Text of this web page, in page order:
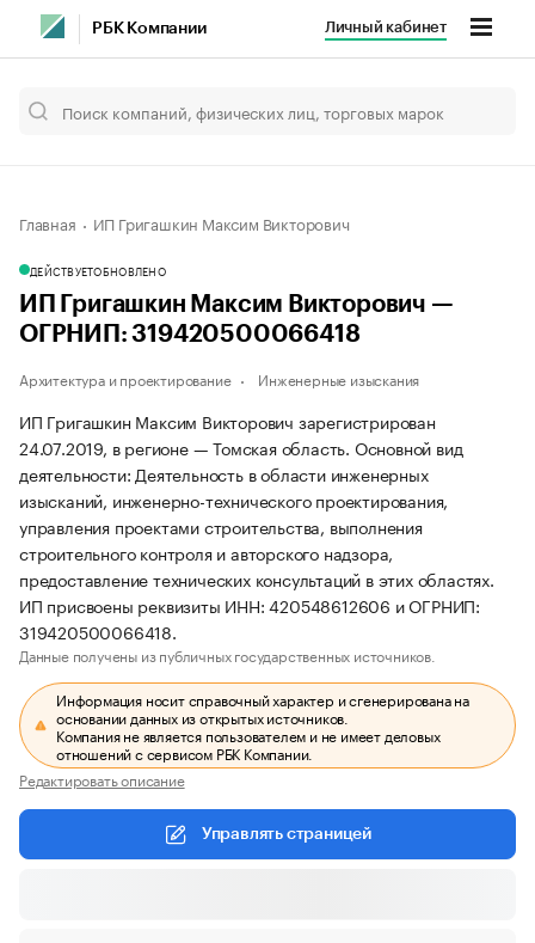
РБК Компании Личный кабинет
Главная ИП Григашкин Максим Викторович
ДЕЙСТВУЕТОБНОВЛЕНО
ИП Григашкин Максим Викторович —
ОГРНИП: 319420500066418
Архитектура и проектирование Инженерные изыскания
ИП Григашкин Максим Викторович зарегистрирован
24.07.2019, в регионе — Томская область. Основной вид
деятельности: Деятельность в области инженерных
изысканий, инженерно-технического проектирования,
управления проектами строительства, выполнения
строительного контроля и авторского надзора,
предоставление технических консультаций в этих областях.
ИП присвоены реквизиты ИНН: 420548612606 и ОГРНИП:
319420500066418.
Данные получены из публичных государственных источников.
Информация носит справочный характер и сгенерирована на
основании данных из открытых источников.
Компания не является пользователем и не имеет деловых
отношений с сервисом РБК Компании.
Редактировать описание
Управлять страницей